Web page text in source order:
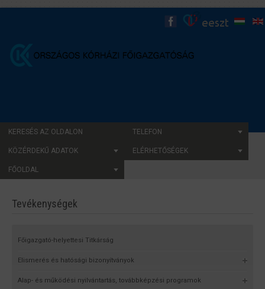
KERESÉS AZ OLDALON TELEFON
KÖZÉRDEKŰ ADATOK ELÉRHETŐSÉGEK
FŐOLDAL
Tevékenységek
Főigazgató-helyettesi Titkárság
Elismerés és hatósági bizonyítványok
Alap- és működési nyilvántartás, továbbképzési programok